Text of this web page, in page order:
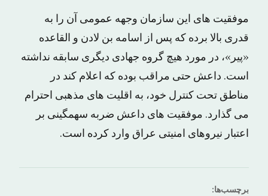
موفقیت های این سازمان وجهه عمومی آن را به
قدری بالا برده که پس از اسامه بن لادن و القاعده
«پیر»، در مورد هیچ گروه جهادی دیگری سابقه نداشته
است. داعش حتی مراقب بوده که اعلام کند در
مناطق تحت کنترل خود، به اقلیت های مذهبی احترام
می گذارد. موفقیت های داعش ضربه سهمگینی بر
اعتبار نیروهای امنیتی عراق وارد کرده است.
برچسب‌ها: